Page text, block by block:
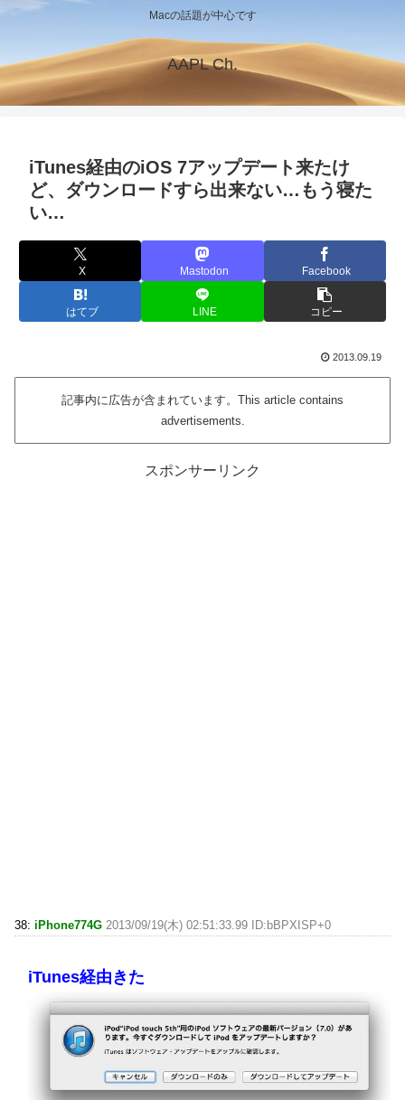
Macの話題が中心です
AAPL Ch.
iTunes経由のiOS 7アップデート来たけ
ど、ダウンロードすら出来ない…もう寝た
い…
X Mastodon Facebook
はてブ LINE コピー
2013.09.19
記事内に広告が含まれています。This article contains
advertisements.
スポンサーリンク
38: iPhone774G 2013/09/19(木) 02:51:33.99 ID:bBPXISP+0
iTunes経由きた